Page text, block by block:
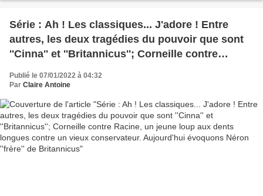
Série : Ah ! Les classiques... J'adore ! Entre
autres, les deux tragédies du pouvoir que sont
''Cinna'' et ''Britannicus''; Corneille contre
un vieux conservateur. Aujourd'hui évoquons
Publié le 07/01/2022 à 04:32
Par Claire Antoine